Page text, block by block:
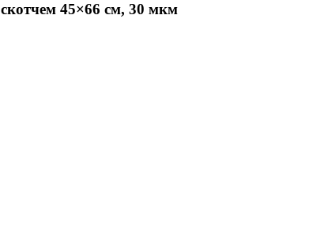
45×66 см, 30 мкм